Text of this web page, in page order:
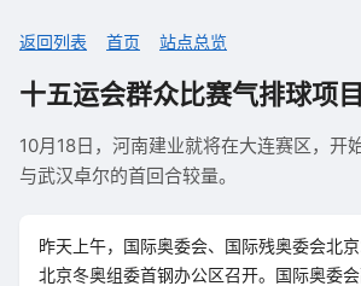
返回列表 首页 站点总览
十五运会群众比赛气排球项
10月18日，河南建业就将在大连赛区，开
与武汉卓尔的首回合较量。
昨天上午，国际奥委会、国际残奥委会北
北京冬奥组委首钢办公区召开。国际奥委